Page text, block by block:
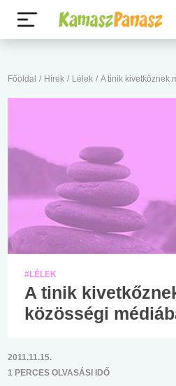
Főoldal / Hírek / Lélek / A tinik kivetkőznek
#LÉLEK
A tinik
közösségi
2011.11.15.
1 PERCES OLVASÁSI IDŐ